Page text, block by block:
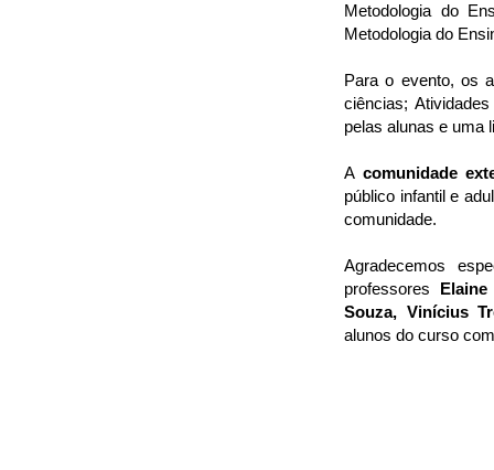
Metodologia do
Metodologia do
Para o evento, os
ciências;
pelas alunas e uma
A comunidade
público infantil e
comunidade.
Agradecemos
professores
Souza, Vinícius
alunos do curso